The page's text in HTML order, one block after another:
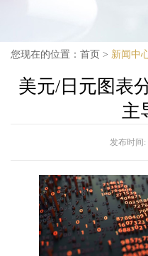
您现在的位置： 首页 > 新闻中
美元/日元图表
主
发布时间: